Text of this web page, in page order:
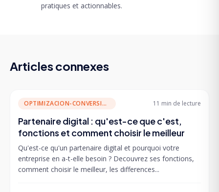
pratiques et actionnables.
Articles connexes
OPTIMIZACION-CONVERSION 11 min de lecture
Partenaire digital : qu'est-ce que c'est,
fonctions et comment choisir le meilleur
Qu'est-ce qu'un partenaire digital et pourquoi votre
entreprise en a-t-elle besoin ? Decouvrez ses fonctions,
comment choisir le meilleur, les differences...